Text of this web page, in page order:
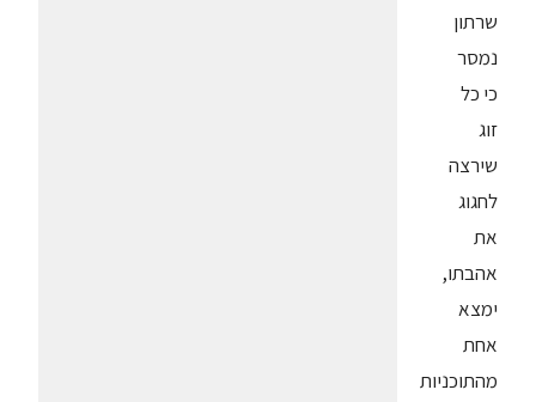
שרתון
נמסר
כי כל
זוג
שירצה
לחגוג
את
אהבתו,
ימצא
אחת
מהתוכניות